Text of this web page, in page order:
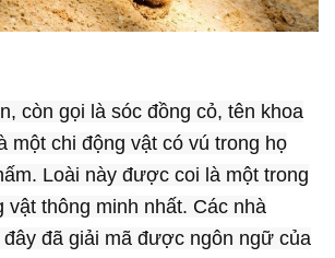
còn gọi là sóc đồng cỏ, tên khoa
một chi động vật có vú trong họ
Loài này được coi là một trong
vật thông minh nhất. Các nhà
đã giải mã được ngôn ngữ của